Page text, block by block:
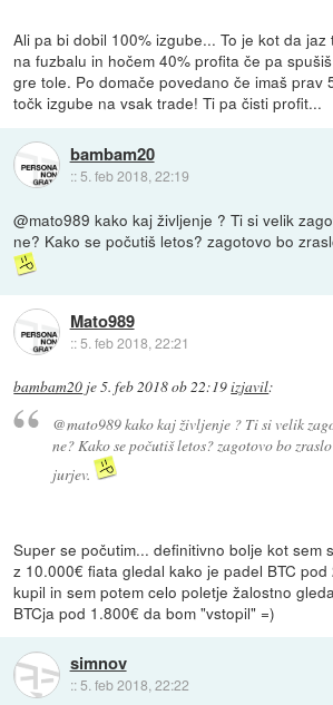
Ali pa bi dobil 100% izgube... To je kot da
na fuzbalu in hočem 40% profita če pa
gre tole. Po domače povedano če imaš prav
točk izgube na vsak trade! Ti pa čisti profit...
bambam20
:: 5. feb 2018, 22:19
@mato989 kako kaj življenje ? Ti si velik
ne? Kako se počutiš letos? zagotovo bo
Mato989
::5. feb 2018, 22:21
bambam20 je5. feb 2018 ob 22:19izjavil:
@mato989 kako kaj življenje ? Ti si velik
ne? Kako se počutiš letos? zagotovo bo
jurjev.
Super se počutim... definitivno bolje kot sem
z 10.000€ fiata gledal kako je padel BTC
kupil in sem potem celo poletje žalostno
BTCja pod 1.800€ da bom "vstopil" =)
simnov
:: 5. feb 2018, 22:22